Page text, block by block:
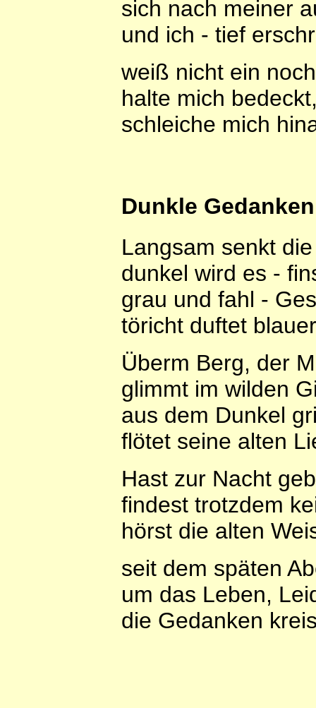
sich nach meiner
und ich - tief
weiß nicht ein
halte mich
schleiche mich
Dunkle Gedanken
Langsam senkt
dunkel wird es -
grau und fahl -
töricht duftet
Überm Berg, der
glimmt im wilden
aus dem Dunkel
flötet seine alten
Hast zur Nacht
findest trotzdem
hörst die alten
seit dem späten
um das Leben,
die Gedanken